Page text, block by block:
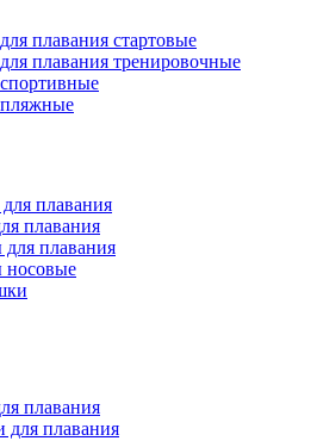
плавания стартовые
плавания тренировочные
плавания
плавания
плавания
плавания
для плавания